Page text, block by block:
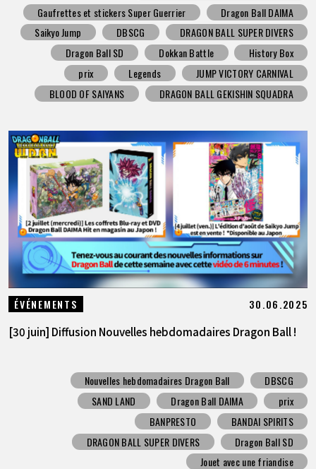
Gaufrettes et stickers Super Guerrier
Dragon Ball DAIMA
Saikyo Jump
DBSCG
DRAGON BALL SUPER DIVERS
Dragon Ball SD
Dokkan Battle
History Box
prix
Legends
JUMP VICTORY CARNIVAL
BLOOD OF SAIYANS
DRAGON BALL GEKISHIN SQUADRA
ÉVÉNEMENTS 30.06.2025
[30 juin] Diffusion Nouvelles hebdomadaires Dragon Ball !
Nouvelles hebdomadaires Dragon Ball
DBSCG
SAND LAND
Dragon Ball DAIMA
prix
BANPRESTO
BANDAI SPIRITS
DRAGON BALL SUPER DIVERS
Dragon Ball SD
Jouet avec une friandise